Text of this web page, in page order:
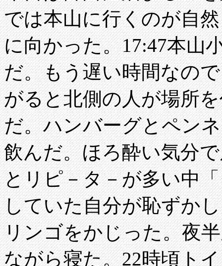
では本山に行くのが自
に向かった。17:47本山
だ。もう遅い時間なの
がると北側の人が場所
だ。ハンバーグとペン
飲んだ。ほろ酔い気分
とリピ－タ－が多い中
していた自分が恥ずか
リンゴをかじった。夜
ながら寝た。22時頃ト